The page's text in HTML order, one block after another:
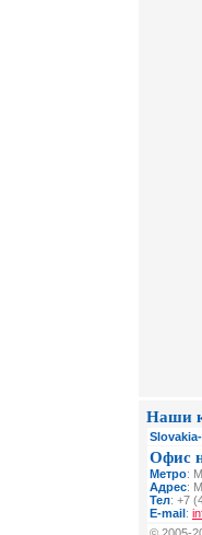
Наши
Офис
Метро:
Адрес:
Тел: +7
E-mail: